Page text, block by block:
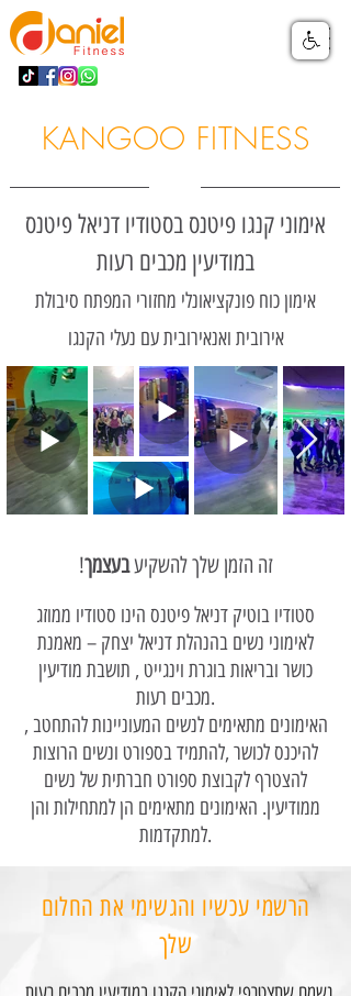
KANGOO FITNESS
אימוני קנגו פיטנס בסטודיו דניאל פיטנס
במודיעין מכבים רעות
אימון כוח פונקציאונלי מחזורי המפתח סיבולת
אירובית ואנאירובית עם נעלי הקנגו
!זה הזמן שלך להשקיעבעצמך
סטודיו בוטיק דניאל פיטנס הינו סטודיו ממוזג
לאימוני נשים בהנהלת דניאל יצחק – מאמנת
כושר ובריאות בוגרת וינגייט , תושבת מודיעין
מכבים רעות.
האימונים מתאימים לנשים המעוניינות להתחטב ,
להיכנס לכושר ,להתמיד בספורט ונשים הרוצות
להצטרף לקבוצת ספורט חברתית של נשים
ממודיעין. האימונים מתאימים הן למתחילות והן
למתקדמות.
הרשמי עכשיו והגשימי את החלום
שלך